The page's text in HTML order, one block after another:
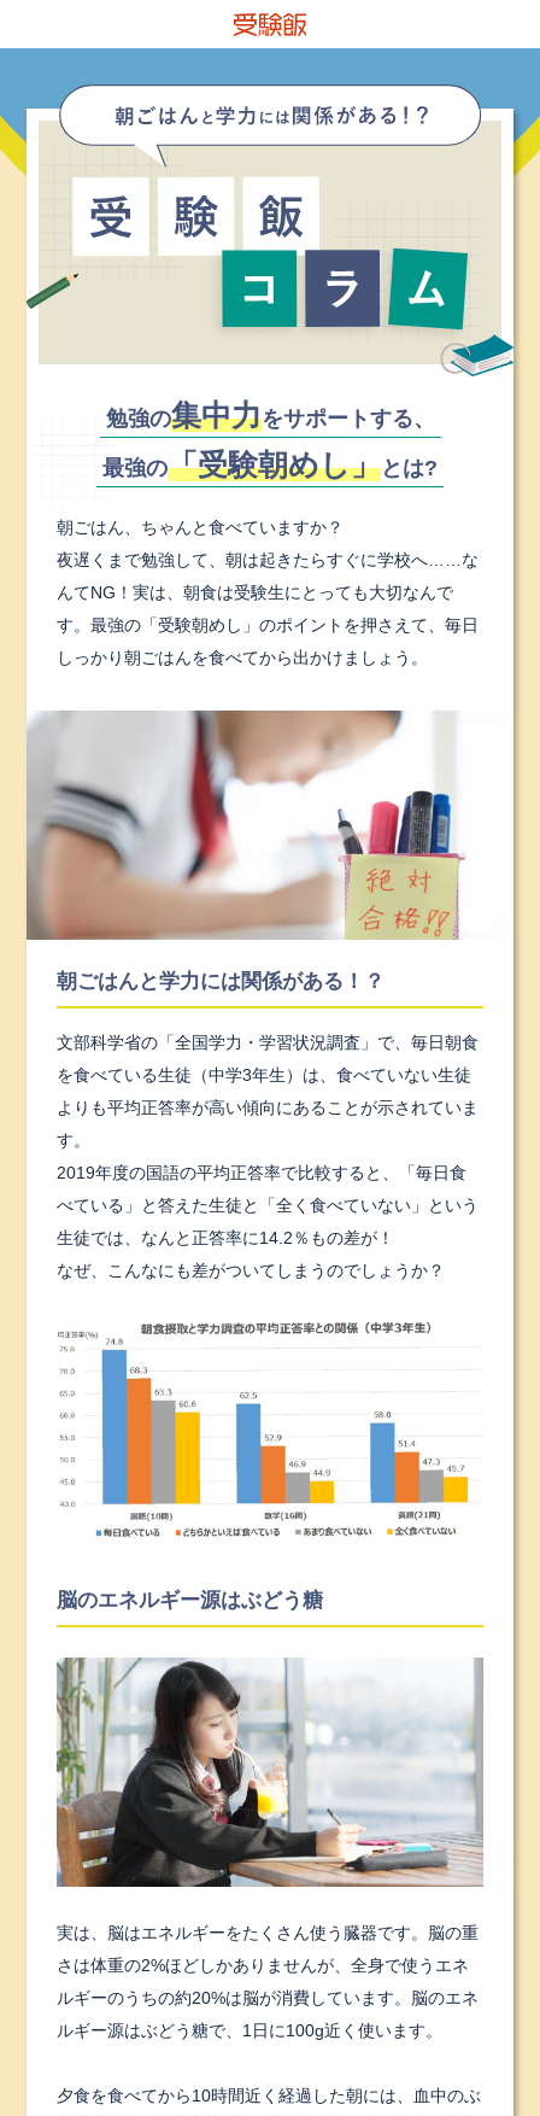
勉強の集中力をサポートする、
最強の「受験朝めし」とは?
朝ごはん、ちゃんと食べていますか？
夜遅くまで勉強して、朝は起きたらすぐに学校へ……な
んてNG！実は、朝食は受験生にとっても大切なんで
す。最強の「受験朝めし」のポイントを押さえて、毎日
しっかり朝ごはんを食べてから出かけましょう。
朝ごはんと学力には関係がある！？
文部科学省の「全国学力・学習状況調査」で、毎日朝食
を食べている生徒（中学3年生）は、食べていない生徒
よりも平均正答率が高い傾向にあることが示されていま
す。
2019年度の国語の平均正答率で比較すると、「毎日食
べている」と答えた生徒と「全く食べていない」という
生徒では、なんと正答率に14.2％もの差が！
なぜ、こんなにも差がついてしまうのでしょうか？
脳のエネルギー源はぶどう糖
実は、脳はエネルギーをたくさん使う臓器です。脳の重
さは体重の2%ほどしかありませんが、全身で使うエネ
ルギーのうちの約20%は脳が消費しています。脳のエネ
ルギー源はぶどう糖で、1日に100g近く使います。
夕食を食べてから10時間近く経過した朝には、血中のぶ